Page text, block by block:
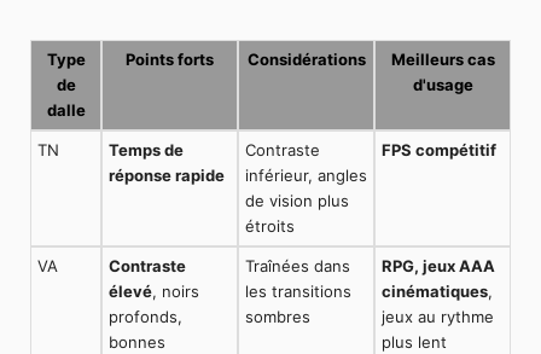
Type
de
dalle
Points forts Considérations
Meilleurs cas
d'usage
TN
Temps de
réponse rapide
Contraste
inférieur, angles
de vision plus
étroits
FPS compétitif
VA
Contraste
élevé, noirs
profonds,
bonnes
Traînées dans
les transitions
sombres
RPG, jeux AAA
cinématiques,
jeux au rythme
plus lent